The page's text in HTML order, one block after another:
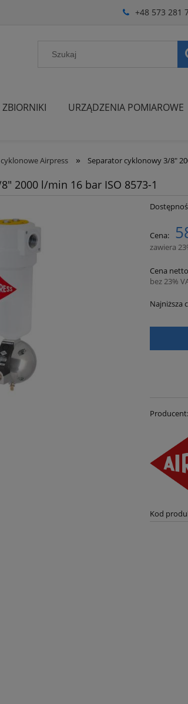
+48 573 281
ZBIORNIKI URZĄDZENIA POMIAROWE
Airpress » Separator cyklonowy 3/8"
2000 l/min 16 bar ISO 8573-1
Cena:
zawiera
Cena
bez 23%
Najniższa
30
Producent:
Kod